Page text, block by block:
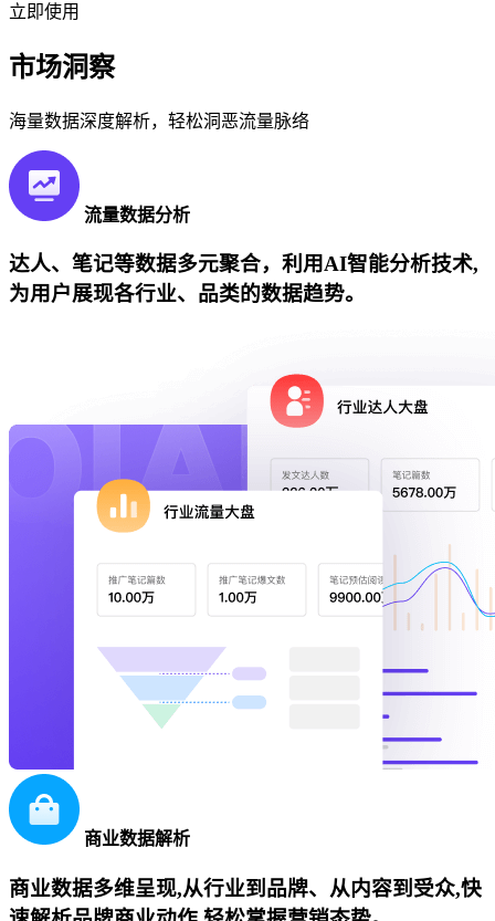
立即使用
市场洞察
海量数据深度解析，轻松洞恶流量脉络
流量数据分析
达人、笔记等数据多元聚合，利用AI智能分析技术,
为用户展现各行业、品类的数据趋势。
商业数据解析
商业数据多维呈现,从行业到品牌、从内容到受众,快